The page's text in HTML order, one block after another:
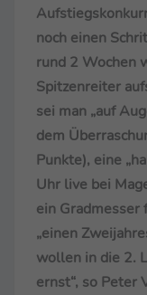
noch einen
rund 2 Wochen
Spitzenreiter
sei man „auf
dem
Punkte), eine
Uhr live bei
ein Gradmesser
„einen
wollen in die 2.
ernst“, so Peter